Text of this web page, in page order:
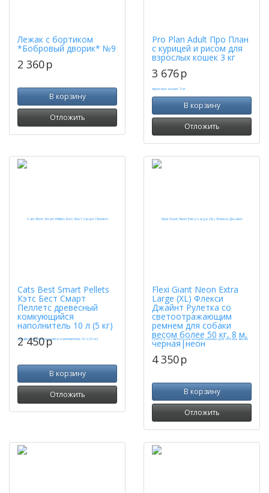
Лежак с бортиком
*Бобровый дворик* №9
2 360p
В корзину
Отложить
Pro Plan Adult Про План
с курицей и рисом для
взрослых кошек 3 кг
3 676p
В корзину
Отложить
Cats Best Smart Pellets
Кэтс Бест Смарт
Пеллетс древесный
комкующийся
наполнитель 10 л (5 кг)
2 450p
В корзину
Отложить
Flexi Giant Neon Extra
Large (XL) Флекси
Джайнт Рулетка со
светоотражающим
ремнем для собаки
весом более 50 кг, 8 м,
черная|неон
4 350p
В корзину
Отложить